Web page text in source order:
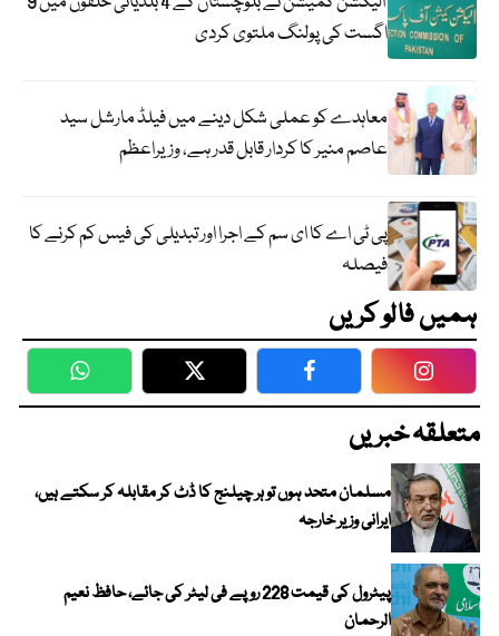
اگست کی پولنگ ملتوی کردی
معاہدے کو عملی شکل دینے میں فیلڈ مارشل سید
عاصم منیر کا کردار قابل قدر ہے، وزیراعظم
پی ٹی اے کا ای سم کے اجرا اور تبدیلی کی فیس کم کرنے کا
فیصلہ
ہمیں فالو کریں
WhatsApp Twitter Facebook
متعلقہ خبریں
مسلمان متحد ہوں تو ہر چیلنج کا ڈٹ کر مقابلہ کر سکتے ہیں،
ایرانی وزیر خارجہ
پیٹرول کی قیمت 228 روپے فی لیٹر کی جائے، حافظ نعیم
الرحمان